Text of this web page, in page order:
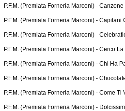
P.F.M. (Premiata Forneria Marconi) - Canzone
P.F.M. (Premiata Forneria Marconi) - Capitani
P.F.M. (Premiata Forneria Marconi) -
P.F.M. (Premiata Forneria Marconi) - Cerco
P.F.M. (Premiata Forneria Marconi) - Chi Ha
P.F.M. (Premiata Forneria Marconi) -
P.F.M. (Premiata Forneria Marconi) - Come Ti
P.F.M. (Premiata Forneria Marconi) -